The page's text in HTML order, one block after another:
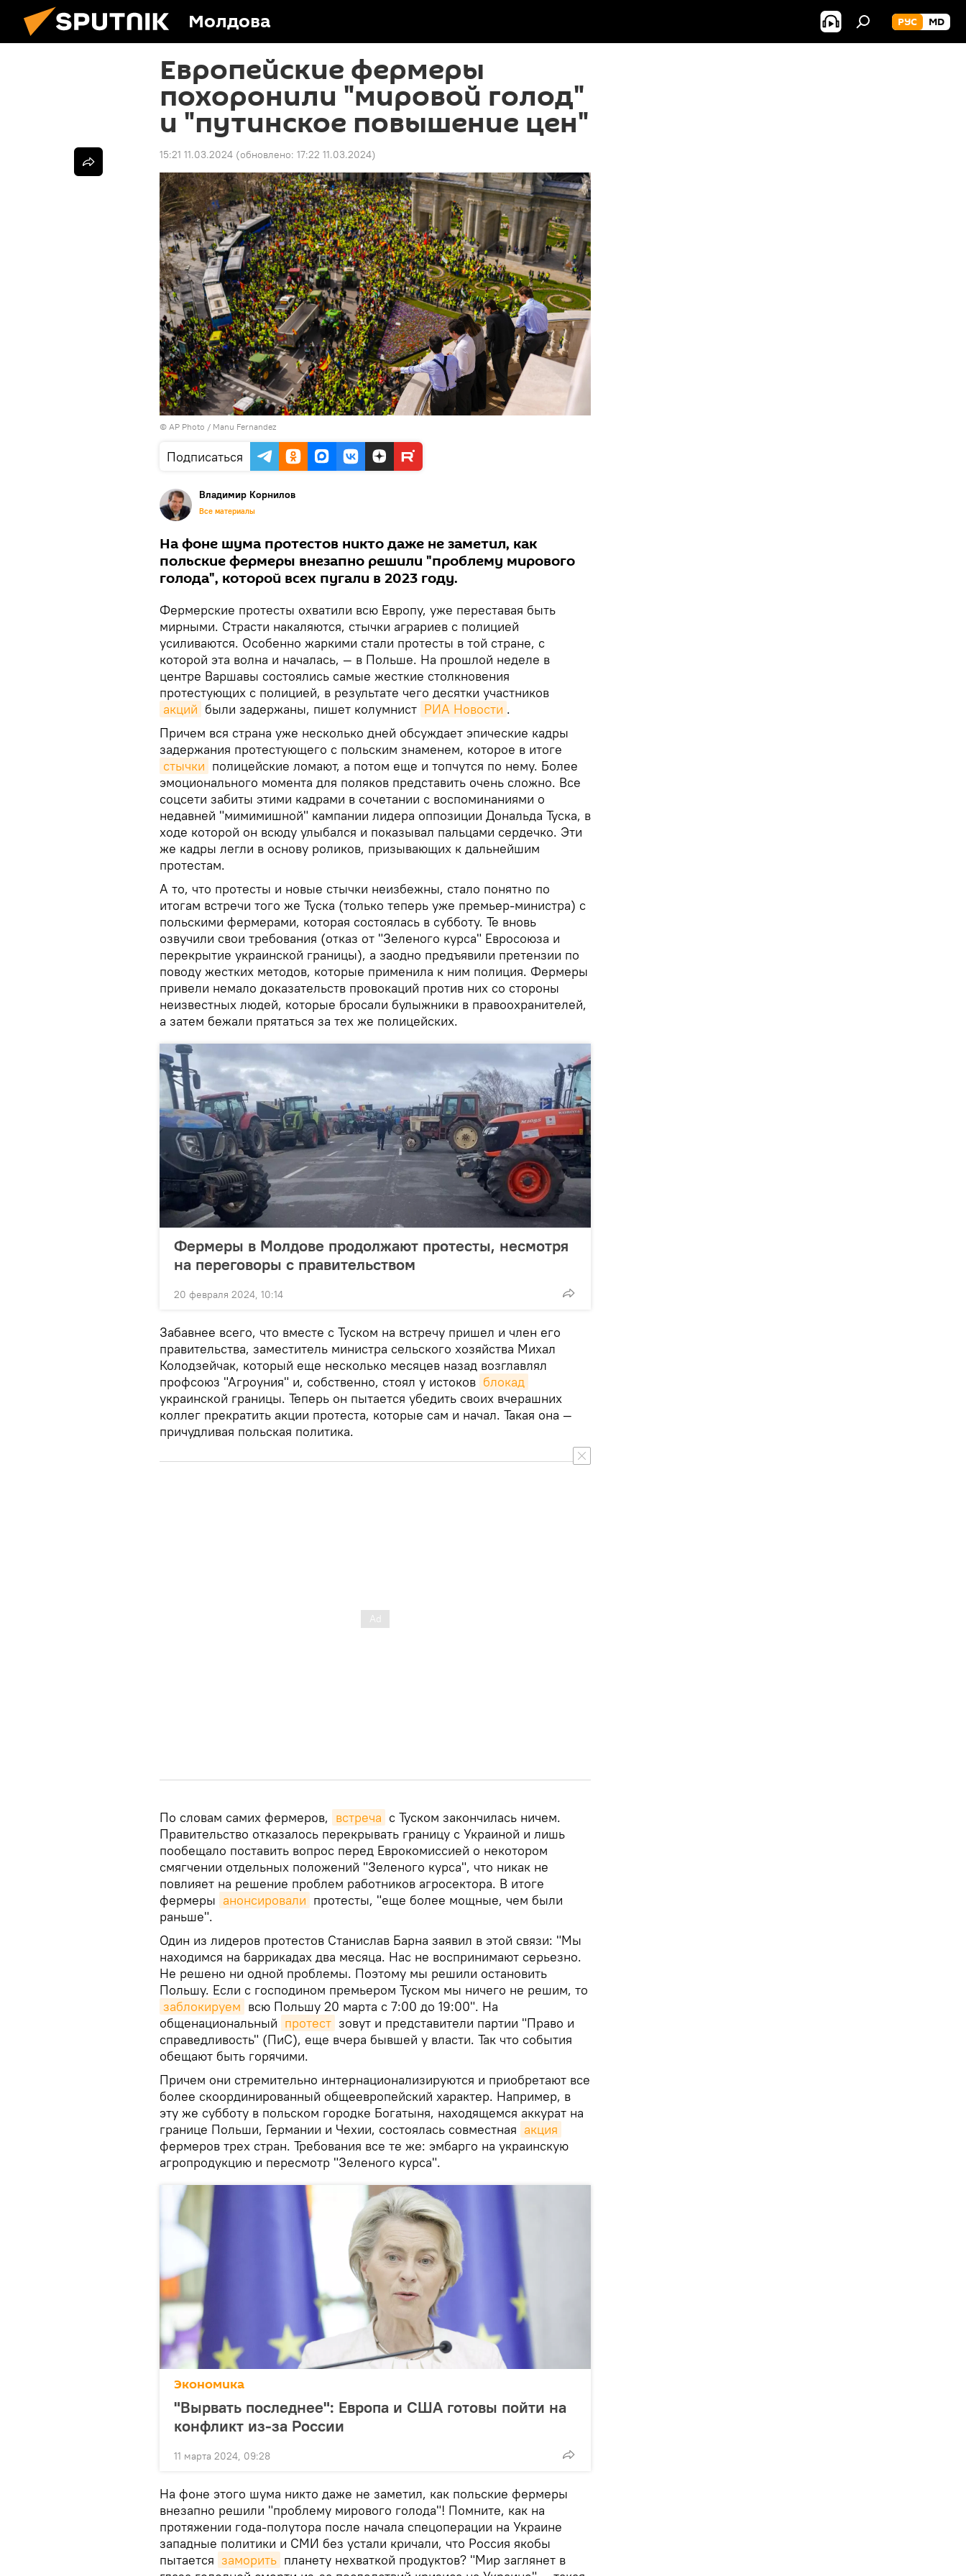
Молдова РУС MD
Европейские фермеры
похоронили "мировой голод"
и "путинское повышение цен"
15:21 11.03.2024 (обновлено: 17:22 11.03.2024)
© AP Photo / Manu Fernandez
Подписаться
Владимир Корнилов
Все материалы
На фоне шума протестов никто даже не заметил, как
польские фермеры внезапно решили "проблему мирового
голода", которой всех пугали в 2023 году.
Фермерские протесты охватили всю Европу, уже переставая быть
мирными. Страсти накаляются, стычки аграриев с полицией
усиливаются. Особенно жаркими стали протесты в той стране, с
которой эта волна и началась, — в Польше. На прошлой неделе в
центре Варшавы состоялись самые жесткие столкновения
протестующих с полицией, в результате чего десятки участников
акций были задержаны, пишет колумнист РИА Новости .
Причем вся страна уже несколько дней обсуждает эпические кадры
задержания протестующего с польским знаменем, которое в итоге
стычки полицейские ломают, а потом еще и топчутся по нему. Более
эмоционального момента для поляков представить очень сложно. Все
соцсети забиты этими кадрами в сочетании с воспоминаниями о
недавней "мимимишной" кампании лидера оппозиции Дональда Туска, в
ходе которой он всюду улыбался и показывал пальцами сердечко. Эти
же кадры легли в основу роликов, призывающих к дальнейшим
протестам.
А то, что протесты и новые стычки неизбежны, стало понятно по
итогам встречи того же Туска (только теперь уже премьер-министра) с
польскими фермерами, которая состоялась в субботу. Те вновь
озвучили свои требования (отказ от "Зеленого курса" Евросоюза и
перекрытие украинской границы), а заодно предъявили претензии по
поводу жестких методов, которые применила к ним полиция. Фермеры
привели немало доказательств провокаций против них со стороны
неизвестных людей, которые бросали булыжники в правоохранителей,
а затем бежали прятаться за тех же полицейских.
Фермеры в Молдове продолжают протесты, несмотря
на переговоры с правительством
20 февраля 2024, 10:14
Забавнее всего, что вместе с Туском на встречу пришел и член его
правительства, заместитель министра сельского хозяйства Михал
Колодзейчак, который еще несколько месяцев назад возглавлял
профсоюз "Агроуния" и, собственно, стоял у истоков блокад
украинской границы. Теперь он пытается убедить своих вчерашних
коллег прекратить акции протеста, которые сам и начал. Такая она —
причудливая польская политика.
По словам самих фермеров, встреча с Туском закончилась ничем.
Правительство отказалось перекрывать границу с Украиной и лишь
пообещало поставить вопрос перед Еврокомиссией о некотором
смягчении отдельных положений "Зеленого курса", что никак не
повлияет на решение проблем работников агросектора. В итоге
фермеры анонсировали протесты, "еще более мощные, чем были
раньше".
Один из лидеров протестов Станислав Барна заявил в этой связи: "Мы
находимся на баррикадах два месяца. Нас не воспринимают серьезно.
Не решено ни одной проблемы. Поэтому мы решили остановить
Польшу. Если с господином премьером Туском мы ничего не решим, то
заблокируем всю Польшу 20 марта с 7:00 до 19:00". На
общенациональный протест зовут и представители партии "Право и
справедливость" (ПиС), еще вчера бывшей у власти. Так что события
обещают быть горячими.
Причем они стремительно интернационализируются и приобретают все
более скоординированный общеевропейский характер. Например, в
эту же субботу в польском городке Богатыня, находящемся аккурат на
границе Польши, Германии и Чехии, состоялась совместная акция
фермеров трех стран. Требования все те же: эмбарго на украинскую
агропродукцию и пересмотр "Зеленого курса".
Экономика
"Вырвать последнее": Европа и США готовы пойти на
конфликт из-за России
11 марта 2024, 09:28
На фоне этого шума никто даже не заметил, как польские фермеры
внезапно решили "проблему мирового голода"! Помните, как на
протяжении года-полутора после начала спецоперации на Украине
западные политики и СМИ без устали кричали, что Россия якобы
пытается заморить планету нехваткой продуктов? "Мир заглянет в